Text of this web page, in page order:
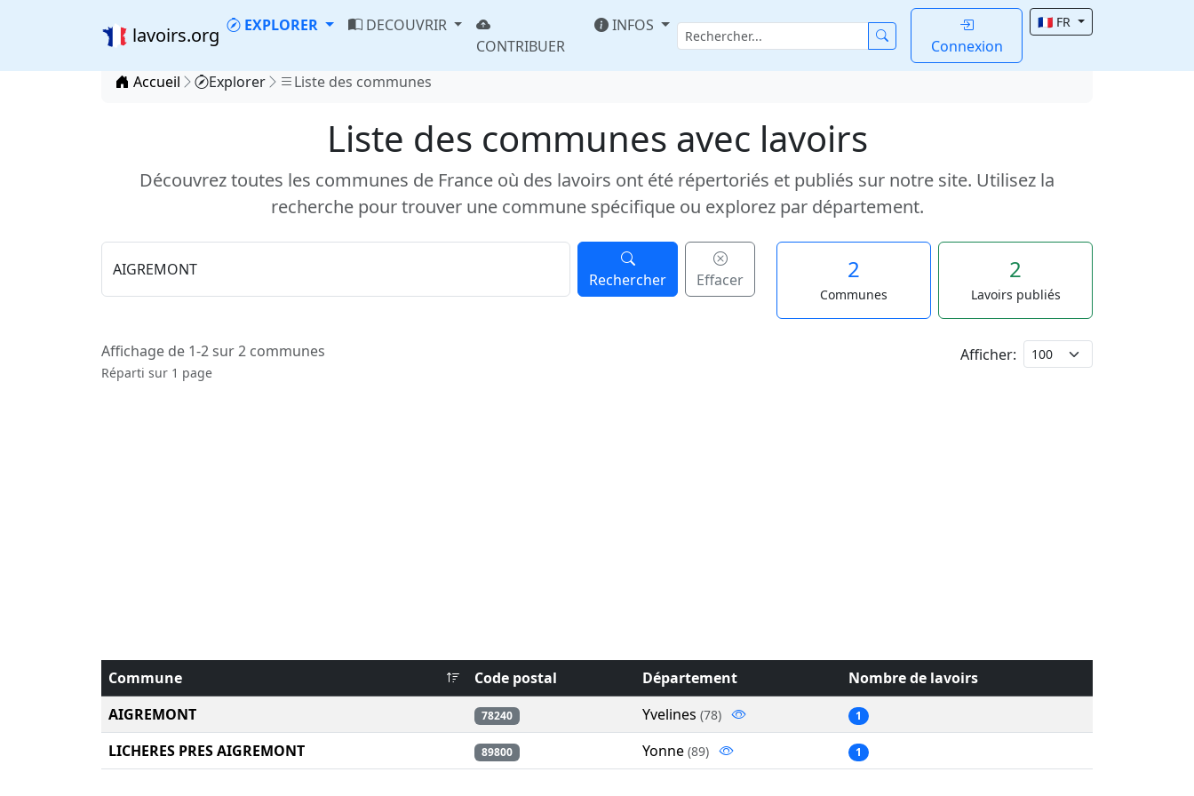
lavoirs.org EXPLORER
DECOUVRIR
CONTRIBUER
INFOS
Connexion
🇫🇷 FR
Accueil Explorer Liste des communes
Liste des communes avec lavoirs
Découvrez toutes les communes de France où des lavoirs ont été répertoriés et publiés sur notre site. Utilisez la
recherche pour trouver une commune spécifique ou explorez par département.
Rechercher Effacer 2
Communes
2
Lavoirs publiés
Affichage de 1-2 sur 2 communes
Réparti sur 1 page
Afficher:
Commune Code postal Département
Nombre de lavoirs
AIGREMONT
78240 Yvelines (78) 1
LICHERES PRES AIGREMONT 89800 Yonne (89) 1